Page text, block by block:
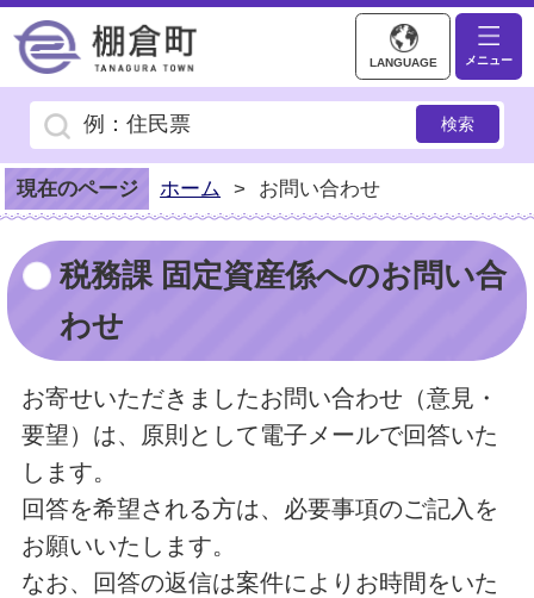
棚倉町ホームページ
LANGUAGE メニュー
現在のページ ホーム > お問い合わせ
税務課 固定資産係へのお問い合
わせ
お寄せいただきましたお問い合わせ（意見・
要望）は、原則として電子メールで回答いた
します。
回答を希望される方は、必要事項のご記入を
お願いいたします。
なお、回答の返信は案件によりお時間をいた